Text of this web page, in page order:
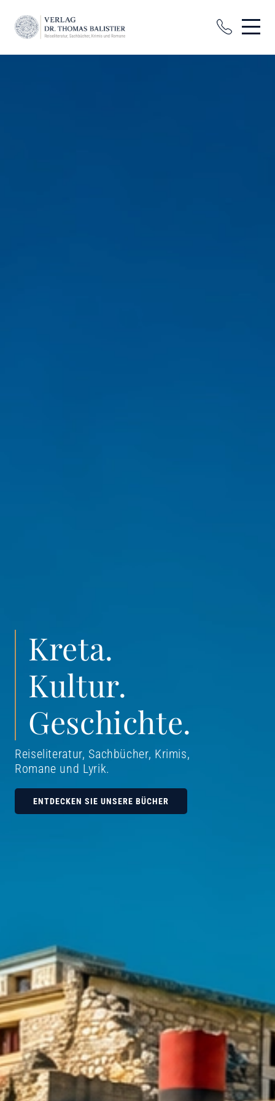
Kreta.
Kultur.
Geschichte.
Reiseliteratur, Sachbücher, Krimis,
Romane und Lyrik.
ENTDECKEN SIE UNSERE BÜCHER